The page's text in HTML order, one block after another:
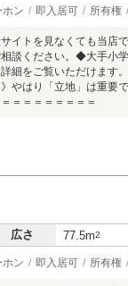
ホン 即入居可 所有権
イトを見なくても当店
相談ください。◆大手
細をご覧いただけます
やはり「立地」は重要
＝＝＝＝＝＝＝＝
広さ 77.5m2
ホン 即入居可 所有権